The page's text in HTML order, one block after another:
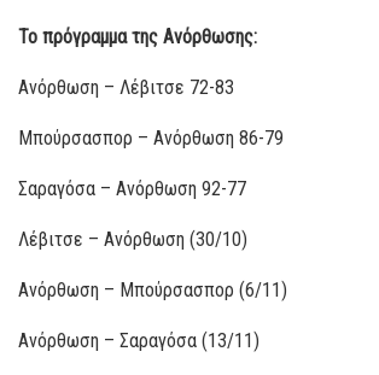
Το πρόγραμμα της Ανόρθωσης:
Ανόρθωση – Λέβιτσε 72-83
Μπούρσασπορ – Ανόρθωση 86-79
Σαραγόσα – Ανόρθωση 92-77
Λέβιτσε – Ανόρθωση (30/10)
Ανόρθωση – Μπούρσασπορ (6/11)
Ανόρθωση – Σαραγόσα (13/11)